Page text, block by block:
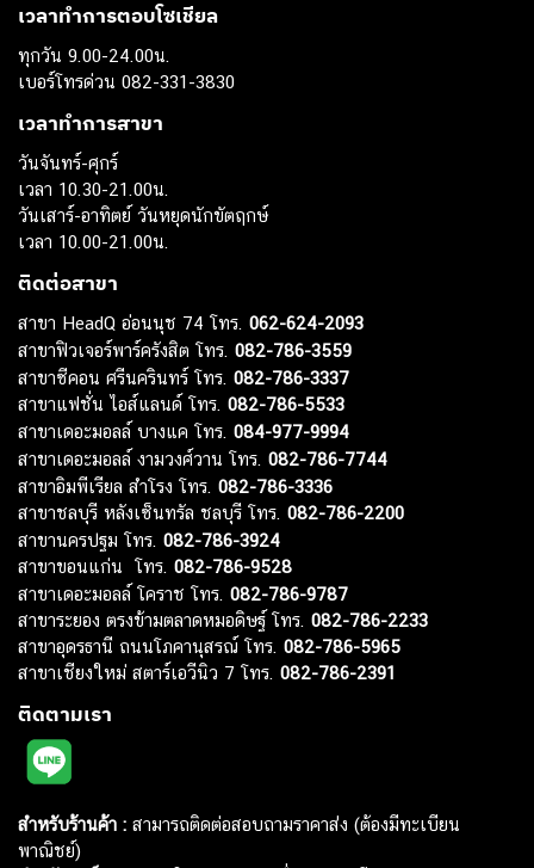
เวลาทำการตอบโซเชียล
ทุกวัน 9.00-24.00น.
เบอร์โทรด่วน 082-331-3830
เวลาทำการสาขา
วันจันทร์-ศุกร์
เวลา 10.30-21.00น.
วันเสาร์-อาทิตย์ วันหยุดนักขัตฤกษ์
เวลา 10.00-21.00น.
ติดต่อสาขา
สาขา HeadQ อ่อนนุช 74 โทร. 062-624-2093
สาขาฟิวเจอร์พาร์ครังสิต โทร. 082-786-3559
สาขาซีคอน ศรีนครินทร์ โทร. 082-786-3337
สาขาแฟชั่น ไอส์แลนด์ โทร. 082-786-5533
สาขาเดอะมอลล์ บางแค โทร. 084-977-9994
สาขาเดอะมอลล์ งามวงศ์วาน โทร. 082-786-7744
สาขาอิมพีเรียล สำโรง โทร. 082-786-3336
สาขาชลบุรี หลังเซ็นทรัล ชลบุรี โทร. 082-786-2200
สาขานครปฐม โทร. 082-786-3924
สาขาขอนแก่น โทร. 082-786-9528
สาขาเดอะมอลล์ โคราช โทร. 082-786-9787
สาขาระยอง ตรงข้ามตลาดหมอดิษฐ์ โทร. 082-786-2233
สาขาอุดรธานี ถนนโภคานุสรณ์ โทร. 082-786-5965
สาขาเชียงใหม่ สตาร์เอวีนิว 7 โทร. 082-786-2391
ติดตามเรา
สำหรับร้านค้า : สามารถติดต่อสอบถามราคาส่ง (ต้องมีทะเบียน
พาณิชย์)